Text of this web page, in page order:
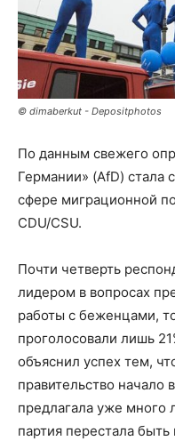
© dimaberkut - Depositphotos
По данным свежего
Германии» (AfD) стала
сфере миграционной
CDU/CSU.
Почти четверть
лидером в вопросах
работы с беженцами,
проголосовали лишь
объяснил успех тем,
правительство начало
предлагала уже много
партия перестала